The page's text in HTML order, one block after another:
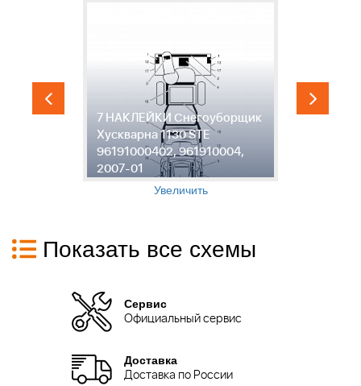
7 НАКЛЕЙКИ Снегоуборщик
Хускварна 1130 STE
96191000402, 961910004,
2007-01
Увеличить
Показать все схемы
Сервис
Официальный сервис
Доставка
Доставка по России